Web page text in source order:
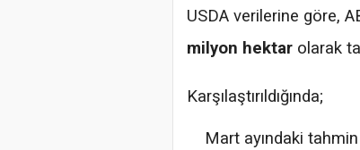
USDA verilerine göre,
milyon hektar olarak
Karşılaştırıldığında;
Mart ayındaki tahmin